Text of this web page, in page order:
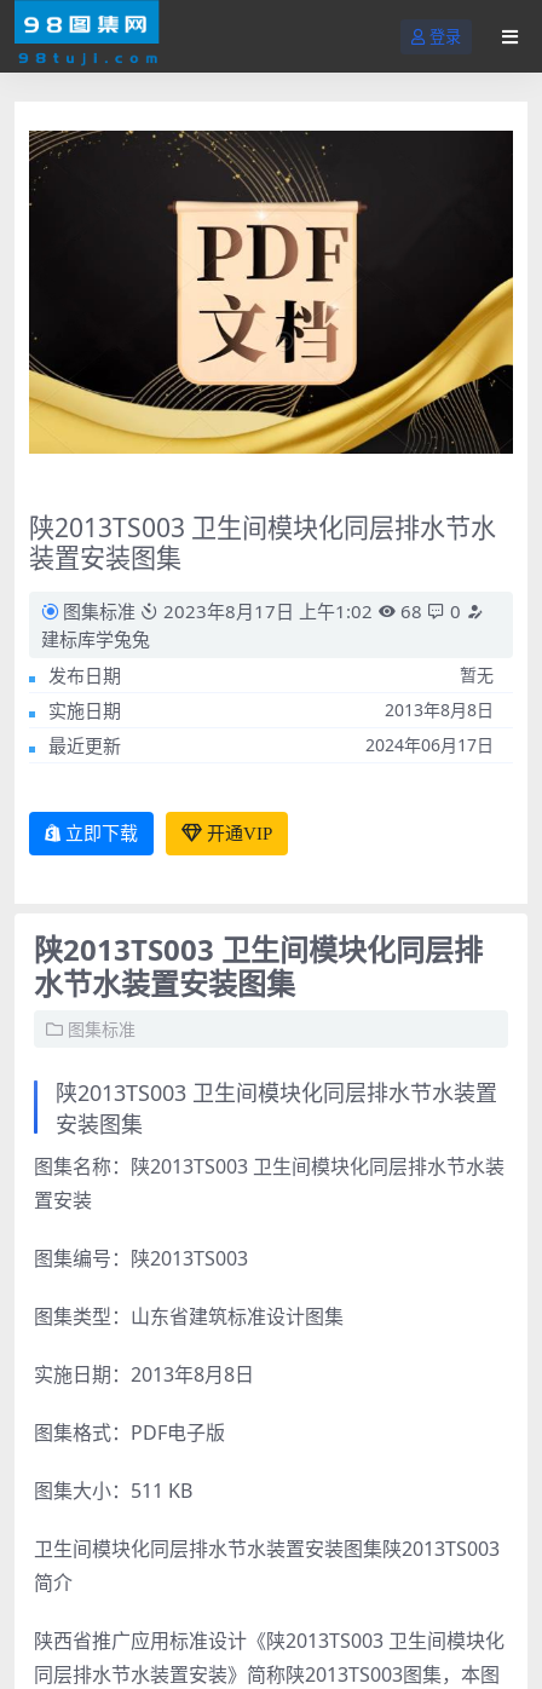
登录
陕2013TS003 卫生间模块化同层排水节水
装置安装图集
图集标准 2023年8月17日 上午1:02 68
0
建标库学兔兔
发布日期
暂无
实施日期 2013年8月8日
最近更新 2024年06月17日
立即下载 开通VIP
陕2013TS003 卫生间模块化同层排
水节水装置安装图集
图集标准
陕2013TS003 卫生间模块化同层排水节水装置
安装图集
图集名称：陕2013TS003 卫生间模块化同层排水节水装
置安装
图集编号：陕2013TS003
图集类型：山东省建筑标准设计图集
实施日期：2013年8月8日
图集格式：PDF电子版
图集大小：511 KB
卫生间模块化同层排水节水装置安装图集陕2013TS003
简介
陕西省推广应用标准设计《陕2013TS003 卫生间模块化
同层排水节水装置安装》简称陕2013TS003图集，本图